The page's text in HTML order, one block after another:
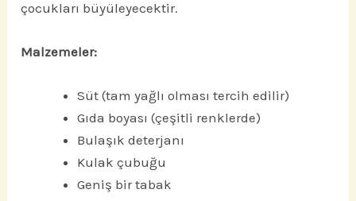
çocukları büyüleyecektir.
Malzemeler:
Süt (tam yağlı olması tercih edilir)
Gıda boyası (çeşitli renklerde)
Bulaşık deterjanı
Kulak çubuğu
Geniş bir tabak